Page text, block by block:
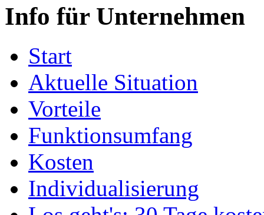
Info für Unternehmen
Start
Aktuelle Situation
Vorteile
Funktionsumfang
Kosten
Individualisierung